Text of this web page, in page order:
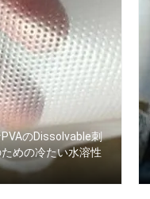
のDissolvable刺
めの冷たい水溶性